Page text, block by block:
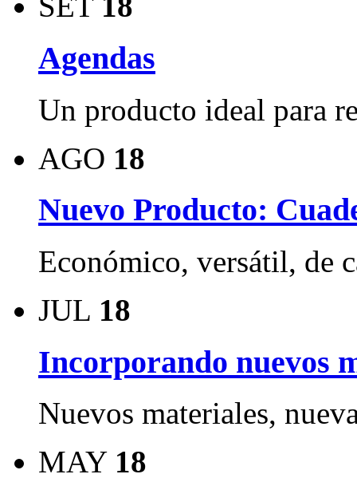
Agendas
Un producto ideal para
AGO 18
Nuevo Producto:
Económico, versátil, de
JUL 18
Incorporando nuevos
Nuevos materiales,
MAY 18